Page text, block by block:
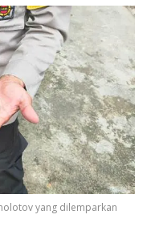
yang dilemparkan